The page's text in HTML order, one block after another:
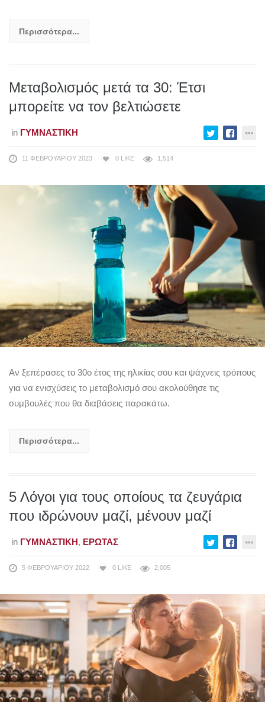
Περισσότερα...
Μεταβολισμός μετά τα 30: Έτσι
μπορείτε να τον βελτιώσετε
in ΓΥΜΝΑΣΤΙΚΉ
11 ΦΕΒΡΟΥΑΡΊΟΥ 2023 0 LIKE 1,514
Αν ξεπέρασες το 30ο έτος της ηλικίας σου και ψάχνεις τρόπους
για να ενισχύσεις το μεταβολισμό σου ακολούθησε τις
συμβουλές που θα διαβάσεις παρακάτω.
Περισσότερα...
5 Λόγοι για τους οποίους τα ζευγάρια
που ιδρώνουν μαζί, μένουν μαζί
in ΓΥΜΝΑΣΤΙΚΉ, ΈΡΩΤΑΣ
5 ΦΕΒΡΟΥΑΡΊΟΥ 2022 0 LIKE 2,005